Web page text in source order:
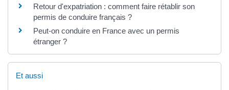
Retour d'expatriation : comment faire rétablir son
permis de conduire français ?
Peut-on conduire en France avec un permis
étranger ?
Et aussi